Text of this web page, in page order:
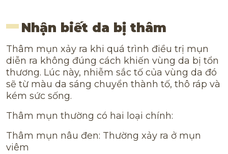
Nhận biết da bị thâm
Thâm mụn xảy ra khi quá trình điều trị mụn
diễn ra không đúng cách khiến vùng da bị tổn
thương. Lúc này, nhiễm sắc tố của vùng da đó
sẽ từ màu da sáng chuyển thành tố, thô ráp và
kém sức sống.
Thâm mụn thường có hai loại chính:
Thâm mụn nâu đen: Thường xảy ra ở mụn
viêm